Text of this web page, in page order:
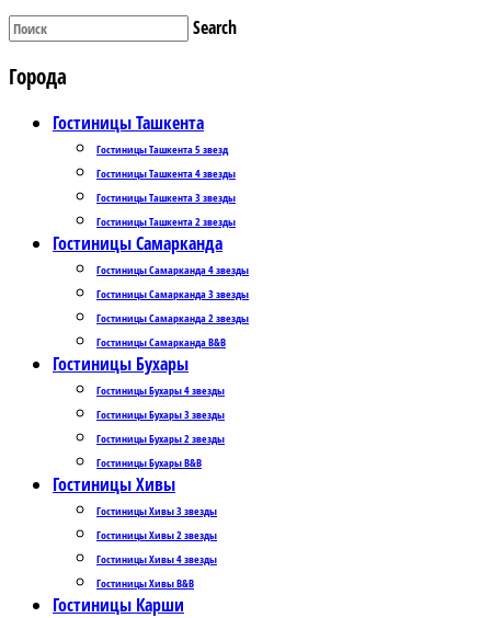
Search
Города
Гостиницы Ташкента
Гостиницы Ташкента 5 звезд
Гостиницы Ташкента 4 звезды
Гостиницы Ташкента 3 звезды
Гостиницы Ташкента 2 звезды
Гостиницы Самарканда
Гостиницы Самарканда 4 звезды
Гостиницы Самарканда 3 звезды
Гостиницы Самарканда 2 звезды
Гостиницы Самарканда B&B
Гостиницы Бухары
Гостиницы Бухары 4 звезды
Гостиницы Бухары 3 звезды
Гостиницы Бухары 2 звезды
Гостиницы Бухары B&B
Гостиницы Хивы
Гостиницы Хивы 3 звезды
Гостиницы Хивы 2 звезды
Гостиницы Хивы 4 звезды
Гостиницы Хивы B&B
Гостиницы Карши